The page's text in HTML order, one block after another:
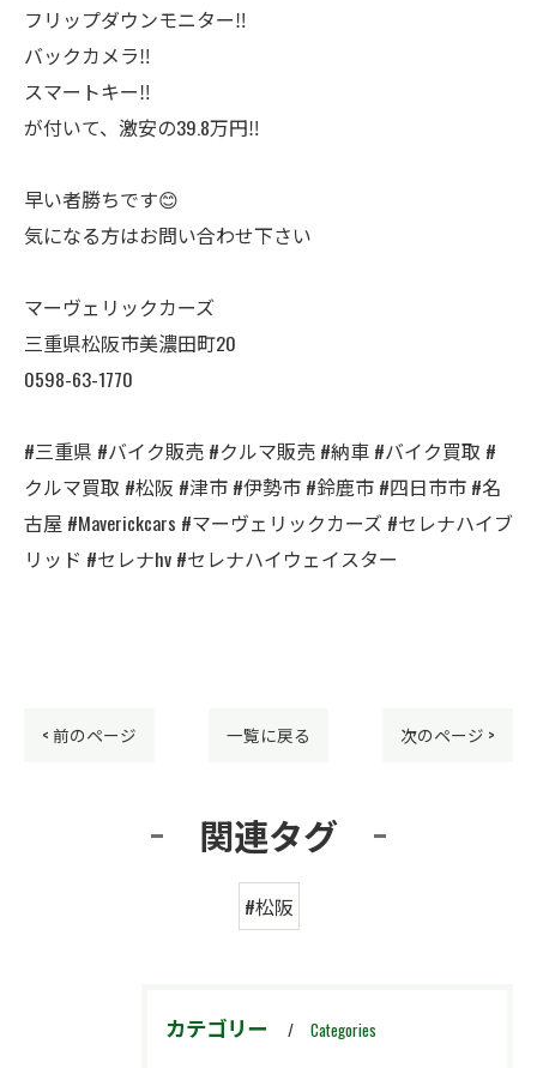
フリップダウンモニター‼️
バックカメラ‼️
スマートキー‼️
が付いて、激安の39.8万円‼️
早い者勝ちです😊
気になる方はお問い合わせ下さい
マーヴェリックカーズ
三重県松阪市美濃田町20
0598-63-1770
#三重県 #バイク販売 #クルマ販売 #納車 #バイク買取 #
クルマ買取 #松阪 #津市 #伊勢市 #鈴鹿市 #四日市市 #名
古屋 #Maverickcars #マーヴェリックカーズ #セレナハイブ
リッド #セレナhv #セレナハイウェイスター
< 前のページ 一覧に戻る 次のページ >
関連タグ
#松阪
カテゴリー Categories